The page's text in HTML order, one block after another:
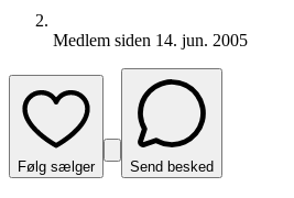
Medlem siden 14. jun. 2005
Følg sælger Send besked